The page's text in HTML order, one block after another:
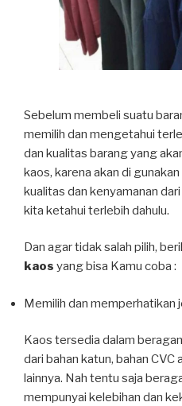
Sebelum membeli suatu
memilih dan mengetahui
dan kualitas barang yang
kaos, karena akan di
kualitas dan kenyamanan
kita ketahui terlebih dahulu.
Dan agar tidak salah pilih,
kaos yang bisa Kamu coba :
Memilih dan memperhatikan
Kaos tersedia dalam
dari bahan katun, bahan CVC
lainnya. Nah tentu saja
mempunyai kelebihan dan